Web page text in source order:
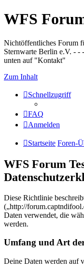
WFS
Nichtöffentliches Forum
Sternwarte Berlin e.V. - -
unten auf "Kontakt"
Zum Inhalt
Schnellzugriff
FAQ
Anmelden
Startseite Foren-
WFS Forum
Diese Richtlinie
(„http://
Daten verwendet, die
werden.
Umfang und Art
Deine Daten werden auf